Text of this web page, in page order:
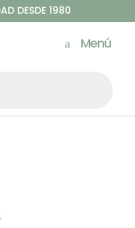
DESDE 1980
Menú